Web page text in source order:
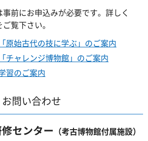
前にお申込みが必要です。詳しく
覧下さい。
原始古代の技に学ぶ」のご案内
チャレンジ博物館」のご案内
習のご案内
問い合わせ
センター （考古博物館付属施設）